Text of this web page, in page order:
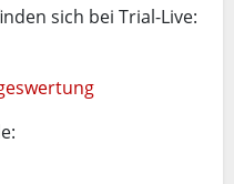
sich bei Trial-Live: